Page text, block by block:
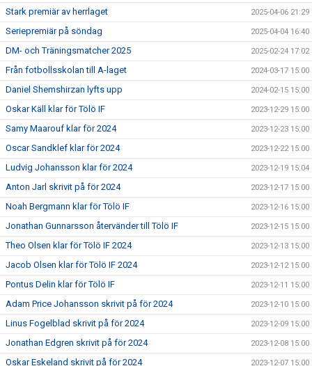
Stark premiär av herrlaget 2025-04-06 21:29
Seriepremiär på söndag 2025-04-04 16:40
DM- och Träningsmatcher 2025 2025-02-24 17:02
Från fotbollsskolan till A-laget 2024-03-17 15:00
Daniel Shemshirzan lyfts upp 2024-02-15 15:00
Oskar Käll klar för Tölö IF 2023-12-29 15:00
Samy Maarouf klar för 2024 2023-12-23 15:00
Oscar Sandklef klar för 2024 2023-12-22 15:00
Ludvig Johansson klar för 2024 2023-12-19 15:04
Anton Jarl skrivit på för 2024 2023-12-17 15:00
Noah Bergmann klar för Tölö IF 2023-12-16 15:00
Jonathan Gunnarsson återvänder till Tölö IF 2023-12-15 15:00
Theo Olsen klar för Tölö IF 2024 2023-12-13 15:00
Jacob Olsen klar för Tölö IF 2024 2023-12-12 15:00
Pontus Delin klar för Tölö IF 2023-12-11 15:00
Adam Price Johansson skrivit på för 2024 2023-12-10 15:00
Linus Fogelblad skrivit på för 2024 2023-12-09 15:00
Jonathan Edgren skrivit på för 2024 2023-12-08 15:00
Oskar Eskeland skrivit på för 2024 2023-12-07 15:00